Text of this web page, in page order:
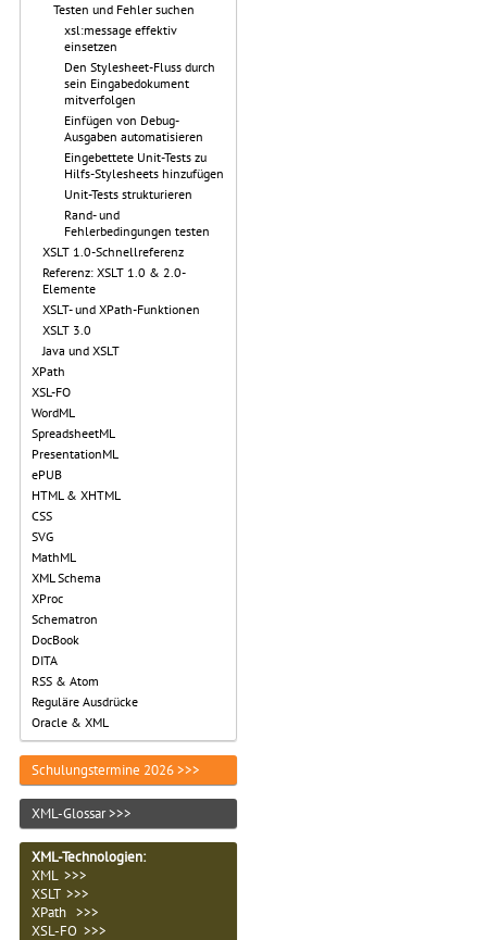
Testen und Fehler suchen
xsl:message effektiv
einsetzen
Den Stylesheet-Fluss durch
sein Eingabedokument
mitverfolgen
Einfügen von Debug-
Ausgaben automatisieren
Eingebettete Unit-Tests zu
Hilfs-Stylesheets hinzufügen
Unit-Tests strukturieren
Rand- und
Fehlerbedingungen testen
XSLT 1.0-Schnellreferenz
Referenz: XSLT 1.0 & 2.0-
Elemente
XSLT- und XPath-Funktionen
XSLT 3.0
Java und XSLT
XPath
XSL-FO
WordML
SpreadsheetML
PresentationML
ePUB
HTML & XHTML
CSS
SVG
MathML
XML Schema
XProc
Schematron
DocBook
DITA
RSS & Atom
Reguläre Ausdrücke
Oracle & XML
Schulungstermine 2026 >>>
XML-Glossar >>>
XML-Technologien:
XML >>>
XSLT >>>
XPath >>>
XSL-FO >>>